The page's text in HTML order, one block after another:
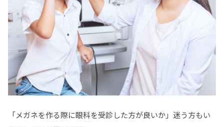
「メガネを作る際に眼科を受診した方が良いか」迷う方もい